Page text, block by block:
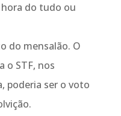
hora do tudo ou
do mensalão. O
o STF, nos
poderia ser o voto